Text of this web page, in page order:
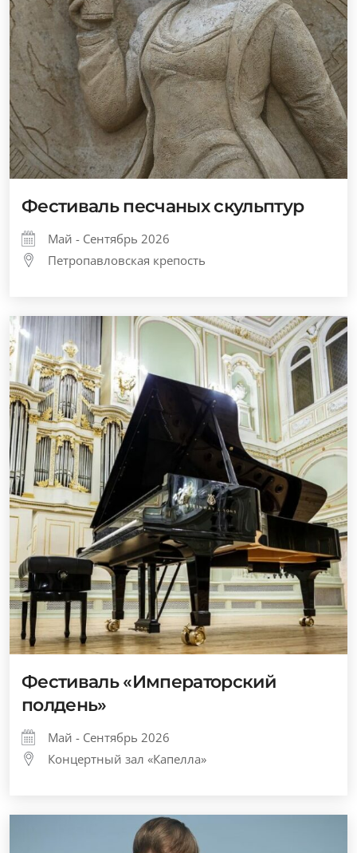
Фестиваль песчаных скульптур
Май - Сентябрь 2026
Петропавловская крепость
Фестиваль «Императорский
полдень»
Май - Сентябрь 2026
Концертный зал «Капелла»